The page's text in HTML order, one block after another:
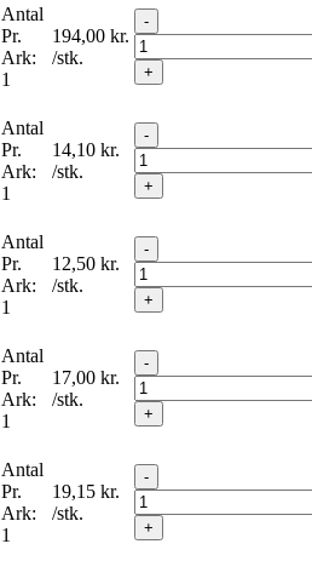
Antal
Pr.
Ark:
1
194,00 kr.
/stk.
-
+
Antal
Pr.
Ark:
1
14,10 kr.
/stk.
-
+
Antal
Pr.
Ark:
1
12,50 kr.
/stk.
-
+
Antal
Pr.
Ark:
1
17,00 kr.
/stk.
-
+
Antal
Pr.
Ark:
1
19,15 kr.
/stk.
-
+